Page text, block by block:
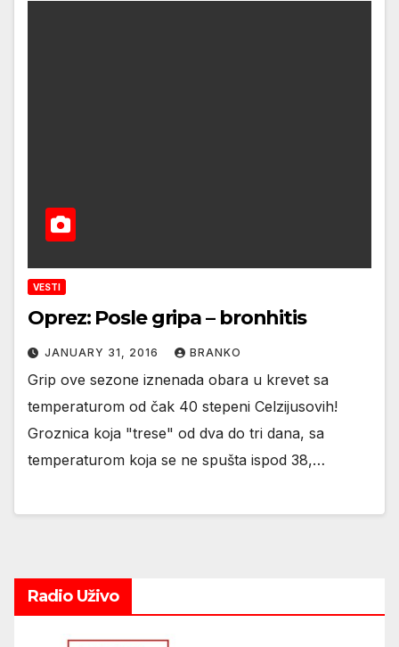
VESTI
Oprez: Posle gripa – bronhitis
JANUARY 31, 2016 BRANKO
Grip ove sezone iznenada obara u krevet sa
temperaturom od čak 40 stepeni Celzijusovih!
Groznica koja "trese" od dva do tri dana, sa
temperaturom koja se ne spušta ispod 38,…
Radio Uživo